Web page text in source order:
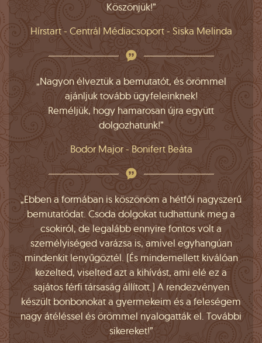
Köszönjük!”
Hírstart - Centrál Médiacsoport - Siska Melinda
„Nagyon élveztük a bemutatót, és örömmel
ajánljuk tovább ügyfeleinknek!
Reméljük, hogy hamarosan újra együtt
dolgozhatunk!”
Bodor Major - Bonifert Beáta
„Ebben a formában is köszönöm a hétfői nagyszerű
bemutatódat. Csoda dolgokat tudhattunk meg a
csokiról, de legalább ennyire fontos volt a
személyiséged varázsa is, amivel egyhangúan
mindenkit lenyűgöztél. (És mindemellett kiválóan
kezelted, viselted azt a kihívást, ami elé ez a
sajátos férfi társaság állított.) A rendezvényen
készült bonbonokat a gyermekeim és a feleségem
nagy átéléssel és örömmel nyalogatták el. További
sikereket!”